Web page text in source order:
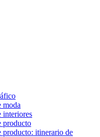
moda
interiores
producto
producto: itinerario de